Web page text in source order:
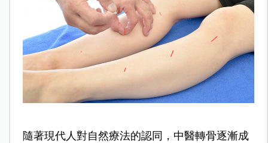
隨著現代人對自然療法的認同，中醫轉骨逐漸成